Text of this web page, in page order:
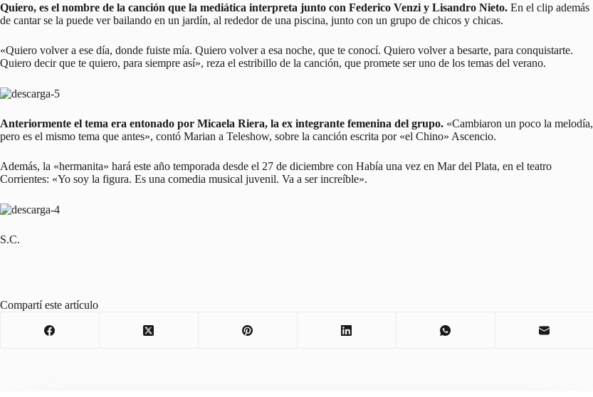
Quiero, es el nombre de la canción que la mediática interpreta junto con Federico Venzi y Lisandro Nieto. En el clip además
de cantar se la puede ver bailando en un jardín, al rededor de una piscina, junto con un grupo de chicos y chicas.
«Quiero volver a ese día, donde fuiste mía. Quiero volver a esa noche, que te conocí. Quiero volver a besarte, para conquistarte.
Quiero decir que te quiero, para siempre así», reza el estribillo de la canción, que promete ser uno de los temas del verano.
Anteriormente el tema era entonado por Micaela Riera, la ex integrante femenina del grupo. «Cambiaron un poco la melodía,
pero es el mismo tema que antes», contó Marian a Teleshow, sobre la canción escrita por «el Chino» Ascencio.
Además, la «hermanita» hará este año temporada desde el 27 de diciembre con Había una vez en Mar del Plata, en el teatro
Corrientes: «Yo soy la figura. Es una comedia musical juvenil. Va a ser increíble».
S.C.
Compartí este artículo